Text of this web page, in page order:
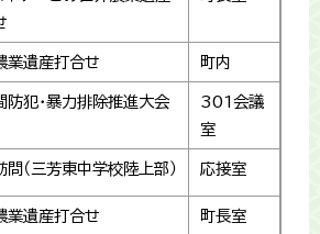
業遺産打合せ 町内
防犯・暴力排除推進大会
301会議
室
問（三芳東中学校陸上部） 応接室
業遺産打合せ 町長室